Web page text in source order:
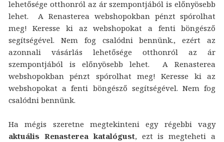
lehetősége otthonról az ár szempontjából is előnyösebb
lehet. A Renasterea webshopokban pénzt spórolhat
meg! Keresse ki az webshopokat a fenti böngésző
segítségével. Nem fog csalódni bennünk., ezért az
azonnali vásárlás lehetősége otthonról az ár
szempontjából is előnyösebb lehet. A Renasterea
webshopokban pénzt spórolhat meg! Keresse ki az
webshopokat a fenti böngésző segítségével. Nem fog
csalódni bennünk.
Ha mégis szeretne megtekinteni egy régebbi vagy
aktuális Renasterea katalógust, ezt is megteheti a